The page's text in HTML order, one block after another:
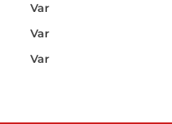
Var
Var
Var